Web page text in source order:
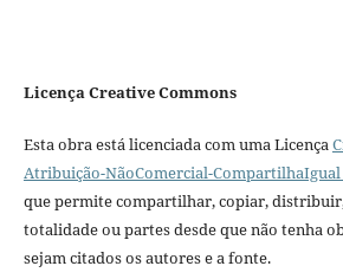
Licença Creative Commons
Esta obra está licenciada com uma Licença
Atribuição-NãoComercial-
que permite compartilhar, copiar,
totalidade ou partes desde que não tenha
sejam citados os autores e a fonte.